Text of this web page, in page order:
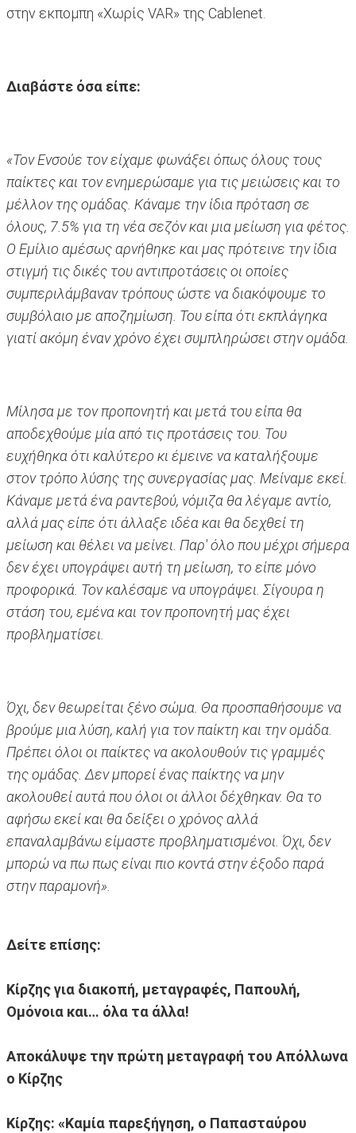
στην εκπομπη «Χωρίς VAR» της Cablenet.
Διαβάστε όσα είπε:
«Τον Ενσούε τον είχαμε φωνάξει όπως όλους τους
παίκτες και τον ενημερώσαμε για τις μειώσεις και το
μέλλον της ομάδας. Κάναμε την ίδια πρόταση σε
όλους, 7.5% για τη νέα σεζόν και μια μείωση για φέτος.
Ο Εμίλιο αμέσως αρνήθηκε και μας πρότεινε την ίδια
στιγμή τις δικές του αντιπροτάσεις οι οποίες
συμπεριλάμβαναν τρόπους ώστε να διακόψουμε το
συμβόλαιο με αποζημίωση. Του είπα ότι εκπλάγηκα
γιατί ακόμη έναν χρόνο έχει συμπληρώσει στην ομάδα.
Μίλησα με τον προπονητή και μετά του είπα θα
αποδεχθούμε μία από τις προτάσεις του. Του
ευχήθηκα ότι καλύτερο κι έμεινε να καταλήξουμε
στον τρόπο λύσης της συνεργασίας μας. Μείναμε εκεί.
Κάναμε μετά ένα ραντεβού, νόμιζα θα λέγαμε αντίο,
αλλά μας είπε ότι άλλαξε ιδέα και θα δεχθεί τη
μείωση και θέλει να μείνει. Παρ' όλο που μέχρι σήμερα
δεν έχει υπογράψει αυτή τη μείωση, το είπε μόνο
προφορικά. Τον καλέσαμε να υπογράψει. Σίγουρα η
στάση του, εμένα και τον προπονητή μας έχει
προβληματίσει.
Όχι, δεν θεωρείται ξένο σώμα. Θα προσπαθήσουμε να
βρούμε μια λύση, καλή για τον παίκτη και την ομάδα.
Πρέπει όλοι οι παίκτες να ακολουθούν τις γραμμές
της ομάδας. Δεν μπορεί ένας παίκτης να μην
ακολουθεί αυτά που όλοι οι άλλοι δέχθηκαν. Θα το
αφήσω εκεί και θα δείξει ο χρόνος αλλά
επαναλαμβάνω είμαστε προβληματισμένοι. Όχι, δεν
μπορώ να πω πως είναι πιο κοντά στην έξοδο παρά
στην παραμονή».
Δείτε επίσης:
Κίρζης για διακοπή, μεταγραφές, Παπουλή,
Ομόνοια και… όλα τα άλλα!
Αποκάλυψε την πρώτη μεταγραφή του Απόλλωνα
ο Κίρζης
Κίρζης: «Καμία παρεξήγηση, ο Παπασταύρου